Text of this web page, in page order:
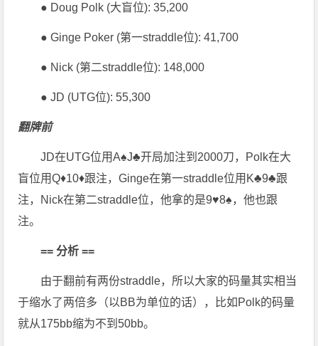
● Doug Polk (大盲位): 35,200
● Ginge Poker (第一straddle位): 41,700
● Nick (第二straddle位): 148,000
● JD (UTG位): 55,300
翻牌前
JD在UTG位用A♠J♣开局加注到2000刀，Polk在大
盲位用Q♦10♦跟注，Ginge在第一straddle位用K♣9♣跟
注，Nick在第二straddle位，他拿的是9♥8♠，他也跟
注。
== 分析 ==
由于翻前有两份straddle，所以大家的码量其实相当
于缩水了两倍多（以BB为单位的话），比如Polk的码量
就从175bb缩为不到50bb。